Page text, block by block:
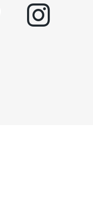
instagram